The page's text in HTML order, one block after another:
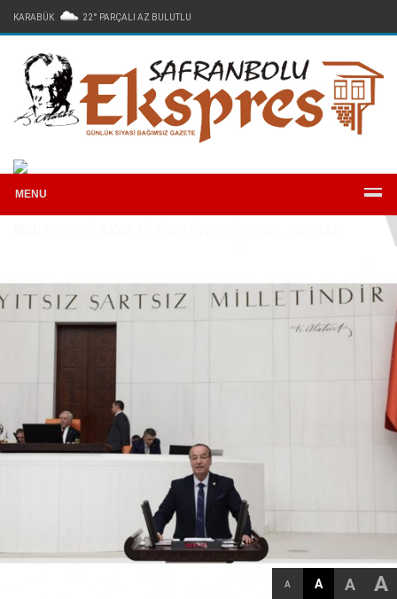
KARABÜK 22° PARÇALI AZ BULUTLU
MENU
MAYIS’TA MEYDANDA
A A A A